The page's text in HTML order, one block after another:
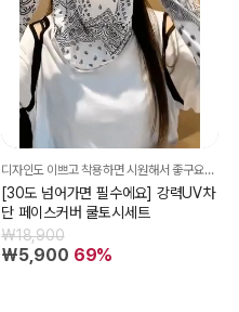
디자인도 이쁘고 착용하면 시원해서 좋구요~~ 얼굴 탈 걱정도 훨씬 덜 하구요 ^^
[30도 넘어가면 필수에요] 강력UV차
단 페이스커버 쿨토시세트
₩18,900
₩5,900 69%